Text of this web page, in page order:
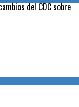
del CDC sobre